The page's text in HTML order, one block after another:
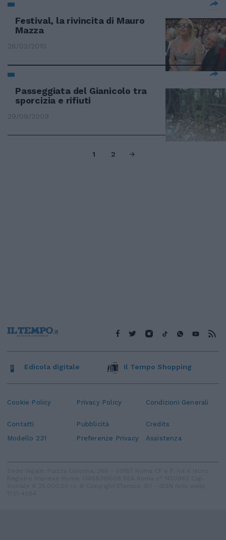
Festival, la rivincita di Mauro
Mazza
28/02/2010
Passeggiata del Gianicolo tra
sporcizia e rifiuti
29/09/2009
1 2
Cookie Policy Privacy Policy Condizioni Generali
Contatti Pubblicità
Credits
Modello 231
Preferenze Privacy Assistenza
Edicola digitale Il Tempo Shopping